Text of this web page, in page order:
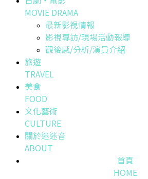
MOVIE DRAMA
最新影視情報
影視專訪/現場活動報導
觀後感/分析/演員介紹
旅遊
TRAVEL
美食
FOOD
文化藝術
CULTURE
關於迷迷音
ABOUT
首頁
HOME